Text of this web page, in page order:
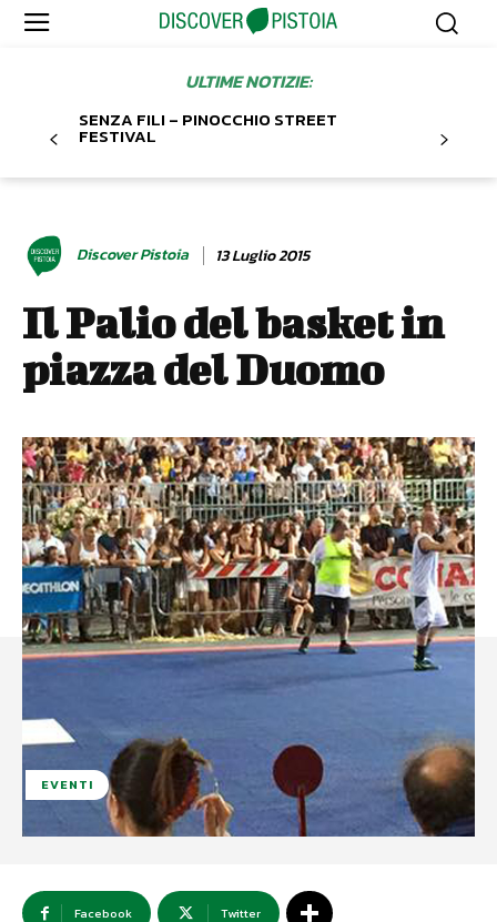
ULTIME NOTIZIE:
SENZA FILI – PINOCCHIO STREET
FESTIVAL
Discover Pistoia 13 Luglio 2015
Il Palio del basket in
piazza del Duomo
EVENTI
Facebook Twitter